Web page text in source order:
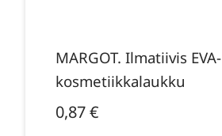
MARGOT. Ilmatiivis EVA-
kosmetiikkalaukku
0,87€